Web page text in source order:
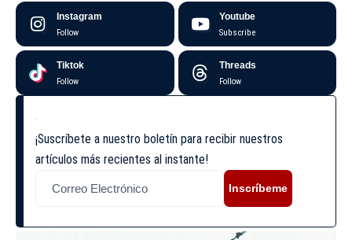
Instagram
Follow
Youtube
Subscribe
Tiktok
Follow
Threads
Follow
¡Suscríbete a nuestro boletín para recibir nuestros
artículos más recientes al instante!
Inscríbeme